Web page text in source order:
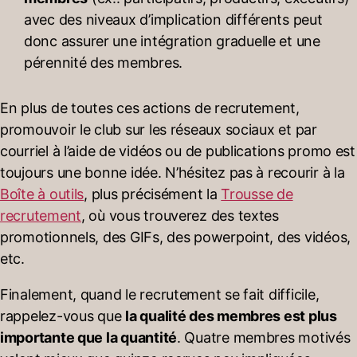
avec des niveaux d’implication différents peut
donc assurer une intégration graduelle et une
pérennité des membres.
En plus de toutes ces actions de recrutement,
promouvoir le club sur les réseaux sociaux et par
courriel à l’aide de vidéos ou de publications promo est
toujours une bonne idée. N’hésitez pas à recourir à la
Boîte à outils, plus précisément laTrousse de
recrutement, où vous trouverez des textes
promotionnels, des GIFs, des powerpoint, des vidéos,
etc.
Finalement, quand le recrutement se fait difficile,
rappelez-vous que la qualité des membres est plus
importante que la quantité. Quatre membres motivés